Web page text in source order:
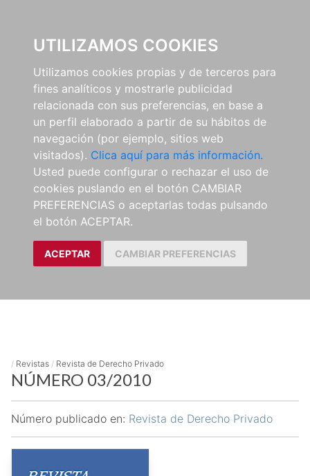
UTILIZAMOS COOKIES
Utilizamos cookies propias y de terceros para
fines analíticos y mostrarle publicidad
relacionada con sus preferencias, en base a
un perfil elaborado a partir de su hábitos de
navegación (por ejemplo, sitios web
visitados). Clica aquí para más información.
Usted puede configurar o rechazar el uso de
cookies puslando en el botón CAMBIAR
PREFERENCIAS o aceptarlas todas pulsando
el botón ACEPTAR.
ACEPTAR CAMBIAR PREFERENCIAS
/ Revistas / Revista de Derecho Privado
NÚMERO 03/2010
Número publicado en: Revista de Derecho Privado